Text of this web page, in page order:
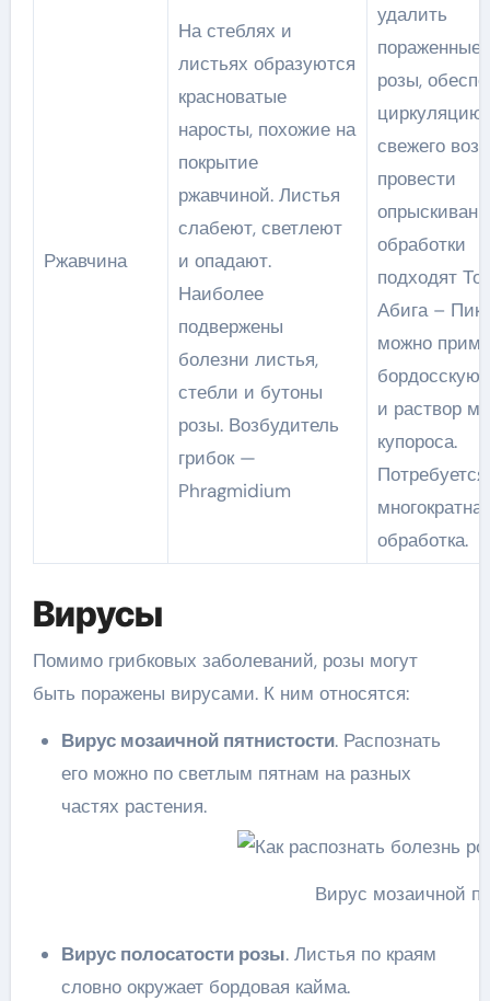
Ржавчина
На стеблях и
листьях образуются
красноватые
наросты, похожие на
покрытие
ржавчиной. Листья
слабеют, светлеют
и опадают.
Наиболее
подвержены
болезни листья,
стебли и бутоны
розы. Возбудитель
грибок —
Phragmidium
удалить
пораженные
розы,
циркуляцию
свежего
провести
обработки
подходят
Абига – Пик,
можно
бордосскую
и раствор
купороса.
Потребуется
обработка.
Вирусы
Помимо грибковых заболеваний, розы могут
быть поражены вирусами. К ним относятся:
Вирус мозаичной пятнистости. Распознать
его можно по светлым пятнам на разных
частях растения.
Вирус мозаичной
Вирус полосатости розы. Листья по краям
словно окружает бордовая кайма.